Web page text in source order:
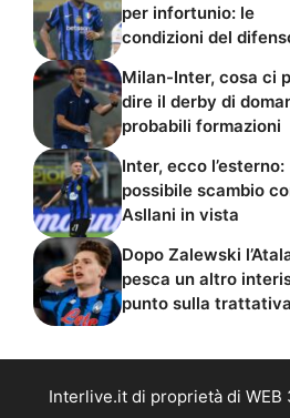
per infortunio: le
condizioni del
Milan-Inter, cosa ci
dire il derby di
probabili formazioni
Inter, ecco l’esterno:
possibile scambio
Asllani in vista
Dopo Zalewski
pesca un altro
punto sulla trattativa
Interlive.it di proprietà di WEB